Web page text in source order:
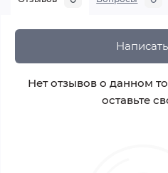
Нет отзывов о данном
оставьте